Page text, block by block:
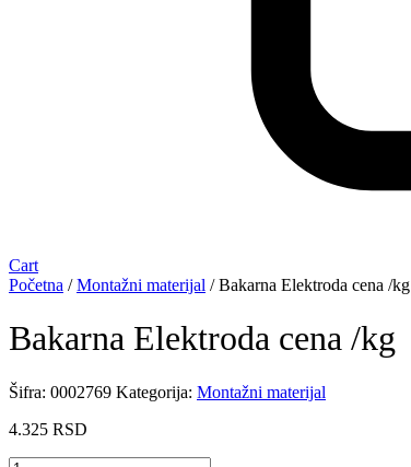
Cart
Početna /Montažni materijal / Bakarna Elektroda cena /kg
Bakarna Elektroda cena /kg
Šifra: 0002769 Kategorija: Montažni materijal
4.325 RSD